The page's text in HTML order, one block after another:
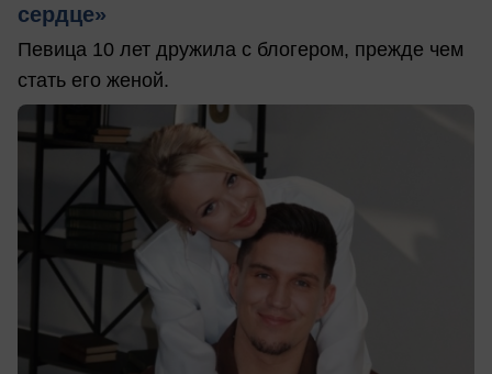
сердце»
Певица 10 лет дружила с блогером, прежде чем
стать его женой.